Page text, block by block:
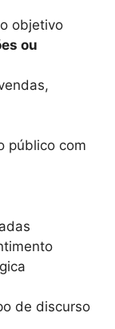
objetivo
ou
público com
de discurso